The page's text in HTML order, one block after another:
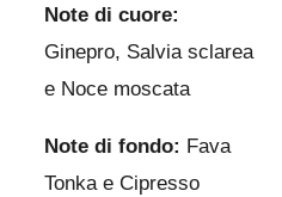
Note di cuore:
Ginepro, Salvia sclarea
e Noce moscata
Note di fondo: Fava
Tonka e Cipresso